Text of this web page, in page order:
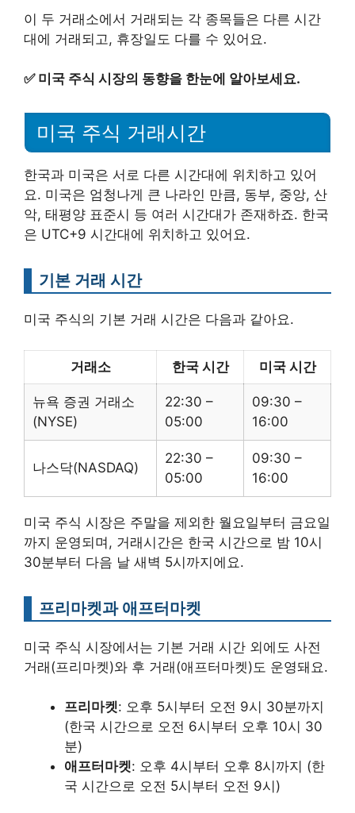
이 두 거래소에서 거래되는 각 종목들은 다른 시간
대에 거래되고, 휴장일도 다를 수 있어요.
✅ 미국 주식 시장의 동향을 한눈에 알아보세요.
미국 주식 거래시간
한국과 미국은 서로 다른 시간대에 위치하고 있어
요. 미국은 엄청나게 큰 나라인 만큼, 동부, 중앙, 산
악, 태평양 표준시 등 여러 시간대가 존재하죠. 한국
은 UTC+9 시간대에 위치하고 있어요.
기본 거래 시간
미국 주식의 기본 거래 시간은 다음과 같아요.
거래소 한국 시간 미국 시간
뉴욕 증권 거래소
(NYSE)
22:30 –
05:00
09:30 –
16:00
나스닥(NASDAQ)
22:30 –
05:00
09:30 –
16:00
미국 주식 시장은 주말을 제외한 월요일부터 금요일
까지 운영되며, 거래시간은 한국 시간으로 밤 10시
30분부터 다음 날 새벽 5시까지에요.
프리마켓과 애프터마켓
미국 주식 시장에서는 기본 거래 시간 외에도 사전
거래(프리마켓)와 후 거래(애프터마켓)도 운영돼요.
프리마켓: 오후 5시부터 오전 9시 30분까지
(한국 시간으로 오전 6시부터 오후 10시 30
분)
애프터마켓: 오후 4시부터 오후 8시까지 (한
국 시간으로 오전 5시부터 오전 9시)